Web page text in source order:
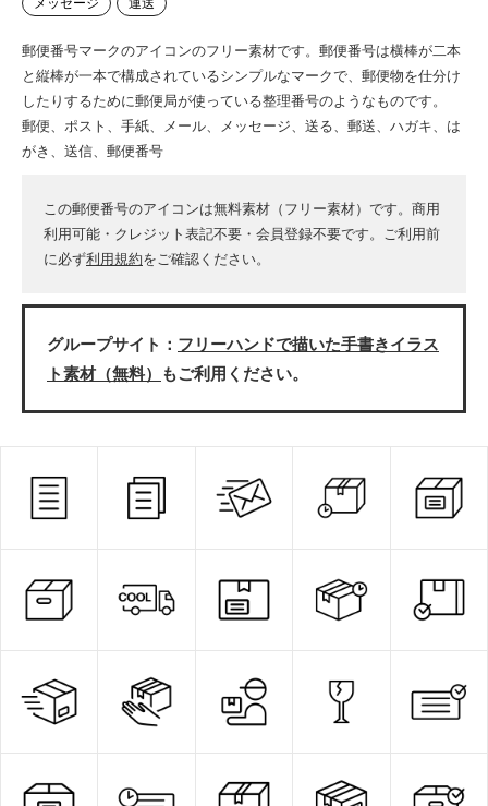
メッセージ 運送
郵便番号マークのアイコンのフリー素材です。郵便番号は横棒が二本
と縦棒が一本で構成されているシンプルなマークで、郵便物を仕分け
したりするために郵便局が使っている整理番号のようなものです。
郵便、ポスト、手紙、メール、メッセージ、送る、郵送、ハガキ、は
がき、送信、郵便番号
この郵便番号のアイコンは無料素材（フリー素材）です。商用
利用可能・クレジット表記不要・会員登録不要です。ご利用前
に必ず利用規約をご確認ください。
グループサイト： フリーハンドで描いた手書きイラス
ト素材（無料）
もご利用ください。